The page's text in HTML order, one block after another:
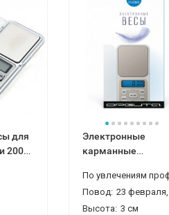
для
200
Электронные
карманные
ювелирные весы
0,01 г Орбита мини
500 граммовые
Повод: 23 февраля, день рождения, новый год, день учителя
Высота: 3 см